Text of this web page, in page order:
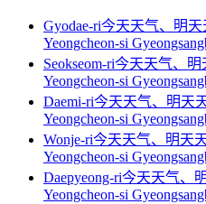
Gyodae-ri今天天气、明
Yeongcheon-si
Seokseom-ri今天天气、
Yeongcheon-si
Daemi-ri今天天气、明天
Yeongcheon-si
Wonje-ri今天天气、明天
Yeongcheon-si
Daepyeong-ri今天天气、
Yeongcheon-si